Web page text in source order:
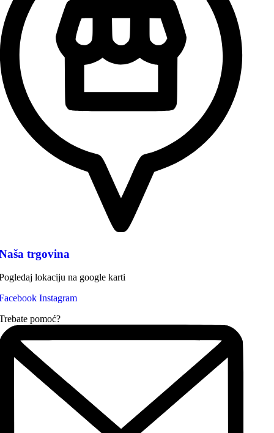
trgovina
lokaciju na google karti
Instagram
pomoć?